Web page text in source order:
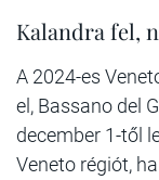
Kalandra fel,
A 2024-es
el, Bassano del
december 1-től
Veneto régiót,